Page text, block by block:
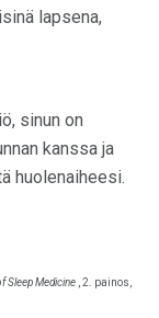
lapsena,
sinun on
kanssa ja
huolenaiheesi.
Sleep Medicine , 2. painos,